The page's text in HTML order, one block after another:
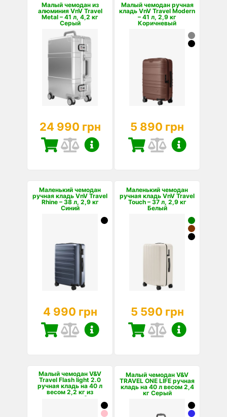
Малый чемодан из
алюминия VnV Travel
Metal – 41 л, 4,2 кг
Серый
24 990 грн
Малый чемодан ручная
кладь VnV Travel Modern
– 41 л, 2,9 кг
Коричневый
5 890 грн
Маленький чемодан
ручная кладь VnV Travel
Rhine – 38 л, 2,9 кг
Синий
4 990 грн
Маленький чемодан
ручная кладь VnV Travel
Touch – 37 л, 2,9 кг
Белый
5 590 грн
Малый чемодан V&V
Travel Flash light 2.0
ручная кладь на 40 л
весом 2,2 кг из
полипропилена Зеле...
Малый чемодан V&V
TRAVEL ONE LIFE ручная
кладь на 40 л весом 2,4
кг Серый